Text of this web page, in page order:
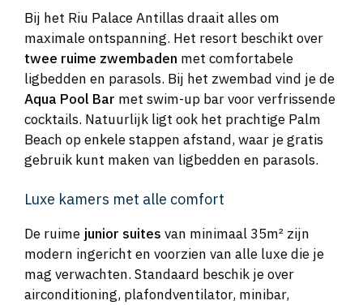
Bij het Riu Palace Antillas draait alles om
maximale ontspanning. Het resort beschikt over
twee ruime zwembaden met comfortabele
ligbedden en parasols. Bij het zwembad vind je de
Aqua Pool Bar met swim-up bar voor verfrissende
cocktails. Natuurlijk ligt ook het prachtige Palm
Beach op enkele stappen afstand, waar je gratis
gebruik kunt maken van ligbedden en parasols.
Luxe kamers met alle comfort
De ruime junior suites van minimaal 35m² zijn
modern ingericht en voorzien van alle luxe die je
mag verwachten. Standaard beschik je over
airconditioning, plafondventilator, minibar,